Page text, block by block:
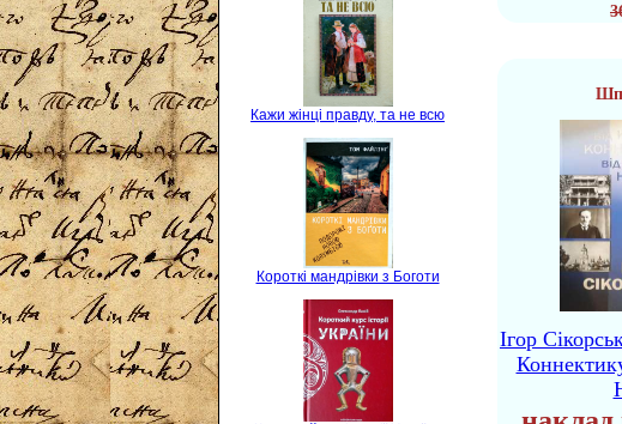
Кажи жінці правду, та не всю
Короткі мандрівки з Боготи
Ігор